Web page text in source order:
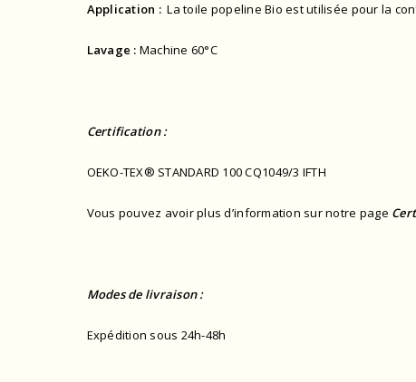
Application : La toile popeline Bio est utilisée pour la
Lavage : Machine 60°C
Certification :
OEKO-TEX® STANDARD 100 CQ1049/3 IFTH
Vous pouvez avoir plus d’information sur notre page
Modes de livraison :
Expédition sous 24h-48h